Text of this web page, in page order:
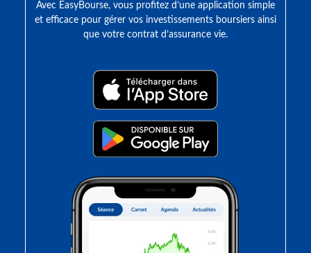
Avec EasyBourse, vous profitez d’une application simple
et efficace pour gérer vos investissements boursiers ainsi
que votre contrat d’assurance vie.